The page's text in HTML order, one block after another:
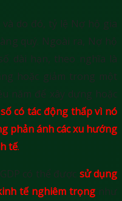
và do đó, tỷ lệ Nợ hộ gia
quý. Ngoài ra, Nợ hộ
dài hạn, theo nghĩa là
hoặc giảm trong một
năm để xây dựng hoặc
có tác động thấp vì nó
phản ánh các xu hướng
tế.
có thể được sử dụng
tế nghiêm trọng như